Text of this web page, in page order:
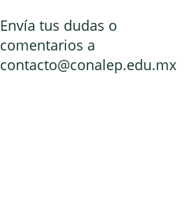
Envía tus dudas o
comentarios a
contacto@conalep.edu.mx